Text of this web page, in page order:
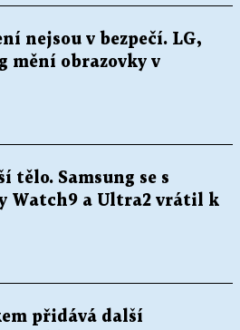
nejsou v bezpečí. LG,
mění obrazovky v
tělo. Samsung se s
Watch9 a Ultra2 vrátil k
přidává další